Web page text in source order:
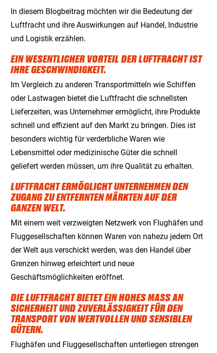
In diesem Blogbeitrag möchten wir die Bedeutung der
Luftfracht und ihre Auswirkungen auf Handel, Industrie
und Logistik erzählen.
EIN WESENTLICHER VORTEIL DER LUFTFRACHT IST
IHRE GESCHWINDIGKEIT.
Im Vergleich zu anderen Transportmitteln wie Schiffen
oder Lastwagen bietet die Luftfracht die schnellsten
Lieferzeiten, was Unternehmer ermöglicht, ihre Produkte
schnell und effizient auf den Markt zu bringen. Dies ist
besonders wichtig für verderbliche Waren wie
Lebensmittel oder medizinische Güter die schnell
geliefert werden müssen, um ihre Qualität zu erhalten.
LUFTFRACHT ERMÖGLICHT UNTERNEHMEN DEN
ZUGANG ZU ENTFERNTEN MÄRKTEN AUF DER
GANZEN WELT.
Mit einem weit verzweigten Netzwerk von Flughäfen und
Fluggesellschaften können Waren von nahezu jedem Ort
der Welt aus verschickt werden, was den Handel über
Grenzen hinweg erleichtert und neue
Geschäftsmöglichkeiten eröffnet.
DIE LUFTFRACHT BIETET EIN HOHES MASS AN S
ICHERHEIT UND ZUVERLÄSSIGKEIT FÜR DEN T
RANSPORT VON WERTVOLLEN UND SENSIBLEN G
ÜTERN.
Flughäfen und Fluggesellschaften unterliegen strengen